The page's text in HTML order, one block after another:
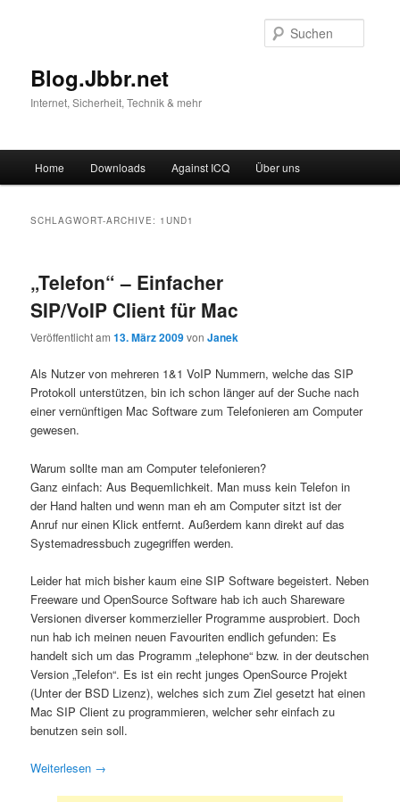
Blog.Jbbr.net
Internet, Sicherheit, Technik & mehr
Zum
Zum
wechseln
Home Downloads Against ICQ Über uns
SCHLAGWORT-ARCHIVE: 1UND1
„Telefon“ – Einfacher
SIP/VoIP Client für Mac
Veröffentlicht am13. März 2009vonJanek
Als Nutzer von mehreren 1&1 VoIP Nummern, welche das SIP
Protokoll unterstützen, bin ich schon länger auf der Suche nach
einer vernünftigen Mac Software zum Telefonieren am Computer
gewesen.
Warum sollte man am Computer telefonieren?
Ganz einfach: Aus Bequemlichkeit. Man muss kein Telefon in
der Hand halten und wenn man eh am Computer sitzt ist der
Anruf nur einen Klick entfernt. Außerdem kann direkt auf das
Systemadressbuch zugegriffen werden.
Leider hat mich bisher kaum eine SIP Software begeistert. Neben
Freeware und OpenSource Software hab ich auch Shareware
Versionen diverser kommerzieller Programme ausprobiert. Doch
nun hab ich meinen neuen Favouriten endlich gefunden: Es
handelt sich um das Programm „telephone“ bzw. in der deutschen
Version „Telefon“. Es ist ein recht junges OpenSource Projekt
(Unter der BSD Lizenz), welches sich zum Ziel gesetzt hat einen
Mac SIP Client zu programmieren, welcher sehr einfach zu
benutzen sein soll.
Weiterlesen →